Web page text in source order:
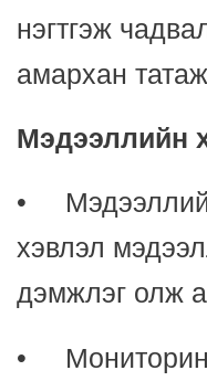
нэгтгэж
амархан
Мэдээллийн
•
хэвлэл
дэмжлэг олж
•